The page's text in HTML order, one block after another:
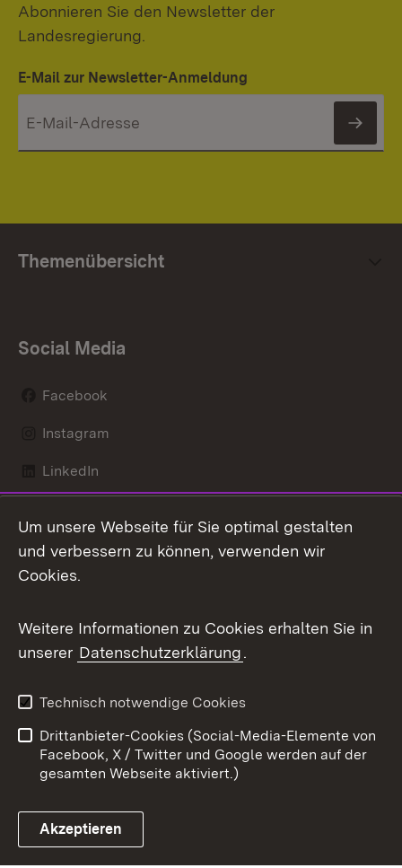
Abonnieren Sie den Newsletter der
Landesregierung.
E-Mail zur Newsletter-Anmeldung
Themenübersicht
Social Media
Facebook
Instagram
LinkedIn
X / Twitter
Youtube
Link zum Landesportal
Kontakt
Datenschutz
Barrierefreiheit
Impressum
Cookies
Um unsere Webseite für Sie optimal gestalten
und verbessern zu können, verwenden wir
Cookies.
Weitere Informationen zu Cookies erhalten Sie in
unserer Datenschutzerklärung.
Technisch notwendige Cookies
Drittanbieter-Cookies (Social-Media-Elemente von
Facebook, X / Twitter und Google werden auf der
gesamten Webseite aktiviert.)
Akzeptieren